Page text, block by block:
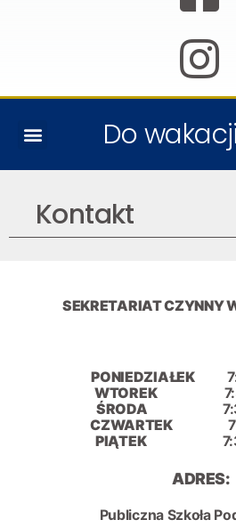
Do
Kontakt
SEKRETARIAT CZYNNY
PONIEDZIAŁEK
WTOREK
7:30
ŚRODA
7:30
CZWARTEK7:30
PIĄTEK
7:30
ADRES:
Publiczna Szkoła